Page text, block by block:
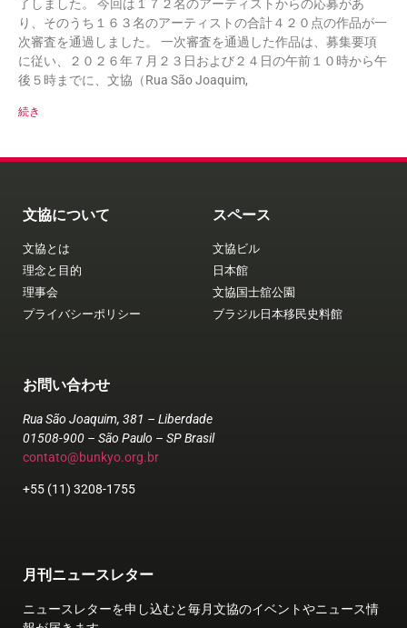
了しました。 今回は１７２名のアーティストからの応募があ
り、そのうち１６３名のアーティストの合計４２０点の作品が一
次審査を通過しました。 一次審査を通過した作品は、募集要項
に従い、２０２６年７月２３日および２４日の午前１０時から午
後５時までに、文協（Rua São Joaquim,
続き
文協について
文協とは
理念と目的
理事会
プライバシーポリシー
スペース
文協ビル
日本館
文協国士舘公園
ブラジル日本移民史料館
お問い合わせ
Rua São Joaquim, 381 – Liberdade
01508-900 – São Paulo – SP Brasil
contato@bunkyo.org.br
+55 (11) 3208-1755
月刊ニュースレター
ニュースレターを申し込むと毎月文協のイベントやニュース情